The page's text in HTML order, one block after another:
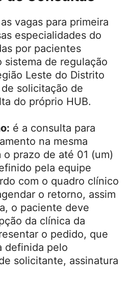
as vagas para primeira
especialidades do
por pacientes
sistema de regulação
Leste do Distrito
solicitação de
do próprio HUB.
é a consulta para
na mesma
prazo de até 01 (um)
pela equipe
com o quadro clínico
o retorno, assim
o paciente deve
da clínica da
o pedido, que
definida pelo
solicitante, assinatura